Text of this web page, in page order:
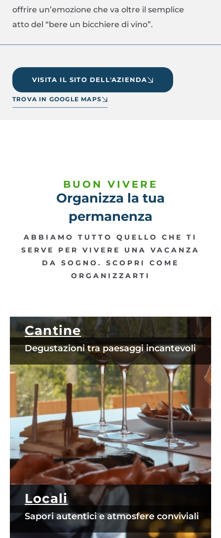
offrire un’emozione che va oltre il semplice
atto del “bere un bicchiere di vino”.
VISITA IL SITO DELL'AZIENDA
TROVA IN GOOGLE MAPS
BUON VIVERE
Organizza la tua
permanenza
ABBIAMO TUTTO QUELLO CHE TI
SERVE PER VIVERE UNA VACANZA
DA SOGNO. SCOPRI COME
ORGANIZZARTI
Cantine
Degustazioni tra paesaggi incantevoli
Locali
Sapori autentici e atmosfere conviviali